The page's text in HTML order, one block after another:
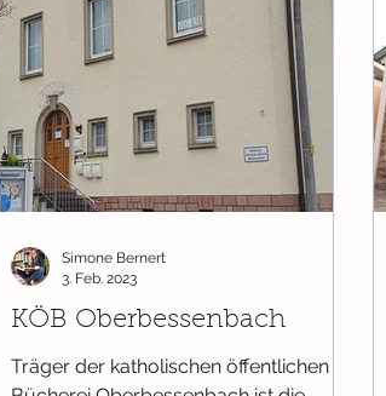
KÖB Oberbessenbach
Träger der katholischen öffentlichen
Simone Bernert
3. Feb. 2023